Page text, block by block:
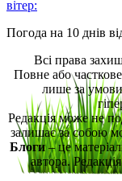
вітер:
Погода на 10 днів
Всі права
Повне або
лише за
Редакція може не
залишає за собою
Блоги– це
автора.